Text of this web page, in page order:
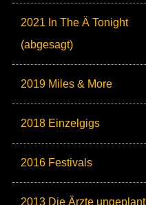
2021 In The Ä Tonight
(abgesagt)
2019 Miles & More
2018 Einzelgigs
2016 Festivals
2013 Die Ärzte ungeplant